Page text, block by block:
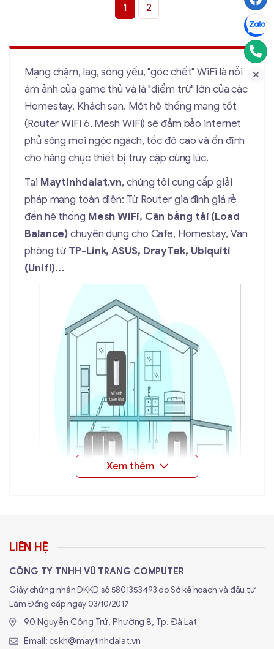
1 2
Mạng chậm, lag, sóng yếu, "góc chết" WiFi là nỗi
ám ảnh của game thủ và là "điểm trừ" lớn của các
Homestay, Khách sạn. Một hệ thống mạng tốt
(Router WiFi 6, Mesh WiFi) sẽ đảm bảo internet
phủ sóng mọi ngóc ngách, tốc độ cao và ổn định
cho hàng chục thiết bị truy cập cùng lúc.
Tại Maytinhdalat.vn, chúng tôi cung cấp giải
pháp mạng toàn diện: Từ Router gia đình giá rẻ
đến hệ thống Mesh WiFi, Cân bằng tải (Load
Balance)chuyên dụng cho Cafe, Homestay, Văn
phòng từ TP-Link, ASUS, DrayTek, Ubiquiti
(Unifi)...
Tại Sao Chọn Mua Thiết Bị Mạng tại
LIÊN HỆ
CÔNG TY TNHH VŨ TRANG COMPUTER
Giấy chứng nhận DKKD số 5801353493 do Sở kế hoạch và đầu tư
Lâm Đồng cấp ngày 03/10/2017
90 Nguyễn Công Trứ, Phường 8, Tp. Đà Lạt
Email:cskh@maytinhdalat.vn